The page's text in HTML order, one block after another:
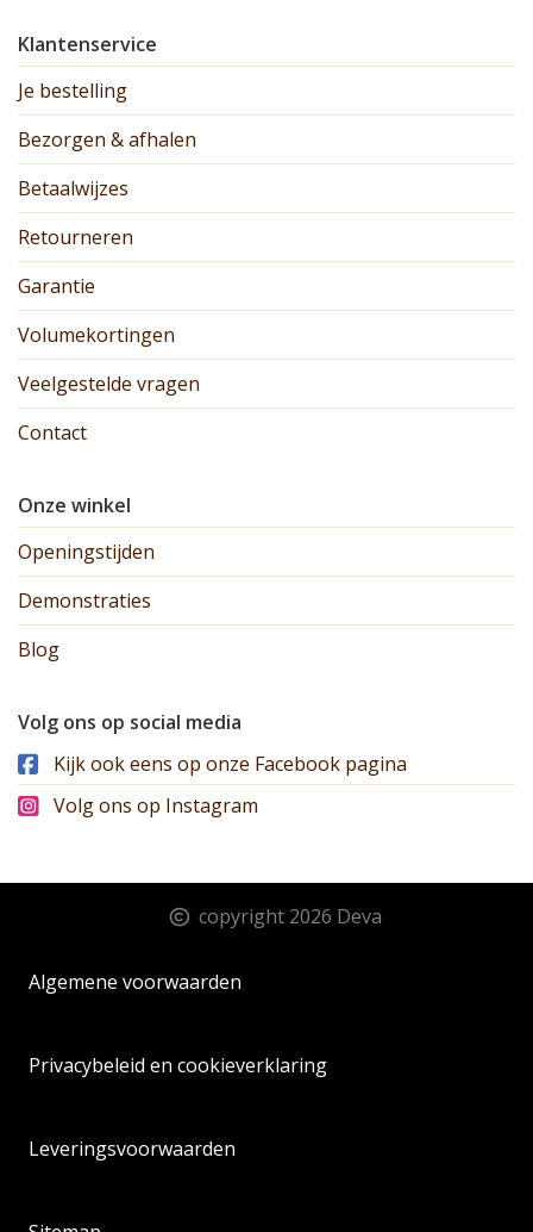
Klantenservice
Je bestelling
Bezorgen & afhalen
Betaalwijzes
Retourneren
Garantie
Volumekortingen
Veelgestelde vragen
Contact
Onze winkel
Openingstijden
Demonstraties
Blog
Volg ons op social media
Kijk ook eens op onze Facebook pagina
Volg ons op Instagram
copyright 2026 Deva
Algemene voorwaarden
Privacybeleid en cookieverklaring
Leveringsvoorwaarden